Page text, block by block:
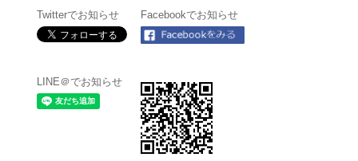
Twitterでお知らせ Facebookでお知らせ
LINE＠でお知らせ